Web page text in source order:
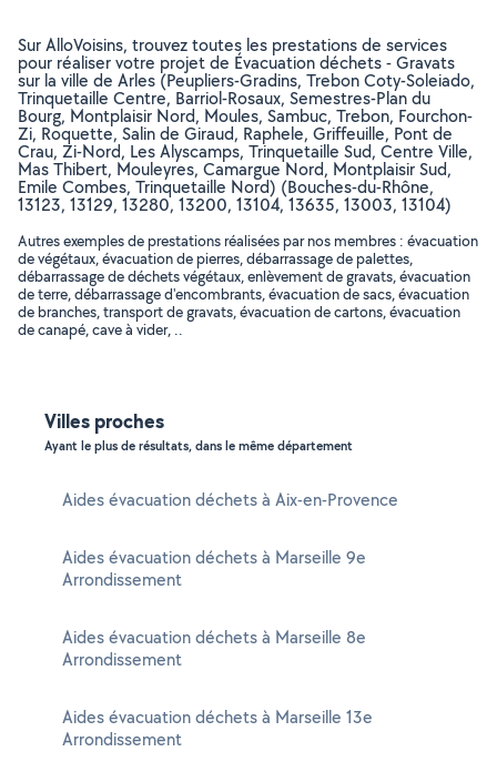
Sur AlloVoisins, trouvez toutes les prestations de services
pour réaliser votre projet de Évacuation déchets - Gravats
sur la ville de Arles (Peupliers-Gradins, Trebon Coty-Soleiado,
Trinquetaille Centre, Barriol-Rosaux, Semestres-Plan du
Bourg, Montplaisir Nord, Moules, Sambuc, Trebon, Fourchon-
Zi, Roquette, Salin de Giraud, Raphele, Griffeuille, Pont de
Crau, Zi-Nord, Les Alyscamps, Trinquetaille Sud, Centre Ville,
Mas Thibert, Mouleyres, Camargue Nord, Montplaisir Sud,
Emile Combes, Trinquetaille Nord) (Bouches-du-Rhône,
13123, 13129, 13280, 13200, 13104, 13635, 13003, 13104)
Autres exemples de prestations réalisées par nos membres : évacuation
de végétaux, évacuation de pierres, débarrassage de palettes,
débarrassage de déchets végétaux, enlèvement de gravats, évacuation
de terre, débarrassage d'encombrants, évacuation de sacs, évacuation
de branches, transport de gravats, évacuation de cartons, évacuation
de canapé, cave à vider, ..
Villes proches
Ayant le plus de résultats, dans le même département
Aides évacuation déchets à Aix-en-Provence
Aides évacuation déchets à Marseille 9e
Arrondissement
Aides évacuation déchets à Marseille 8e
Arrondissement
Aides évacuation déchets à Marseille 13e
Arrondissement